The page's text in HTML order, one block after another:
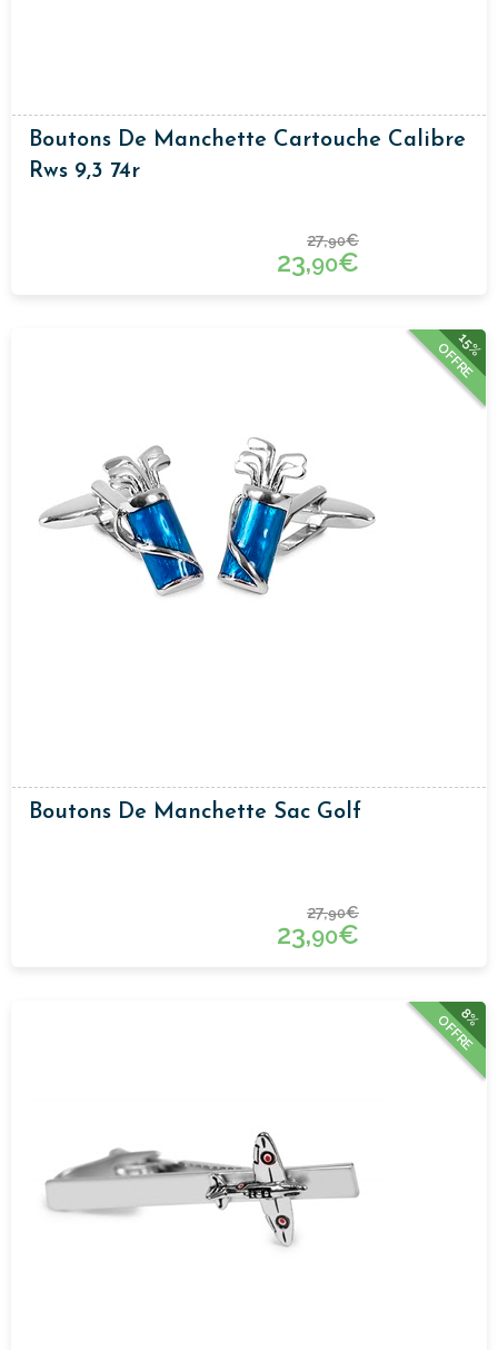
Boutons De Manchette Cartouche Calibre
Rws 9,3 74r
27,90€
23,90€
15%
OFFRE
Boutons De Manchette Sac Golf
27,90€
23,90€
8%
OFFRE